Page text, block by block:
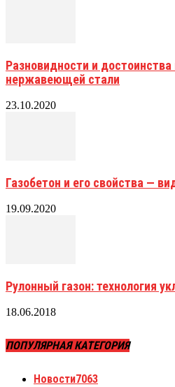
Разновидности и
нержавеющей стали
23.10.2020
Газобетон и его свойства —
19.09.2020
Рулонный газон: технология
18.06.2018
ПОПУЛЯРНАЯ КАТЕГОРИЯ
Новости7063